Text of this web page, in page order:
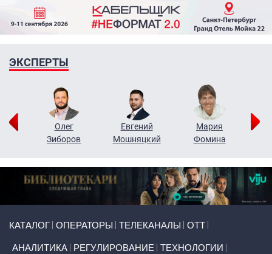
ЭКСПЕРТЫ
Олег
Зиборов
Евгений
Мошняцкий
Мария
Фомина
КАТАЛОГ ОПЕРАТОРЫ ТЕЛЕКАНАЛЫ ОТТ
АНАЛИТИКА РЕГУЛИРОВАНИЕ ТЕХНОЛОГИИ